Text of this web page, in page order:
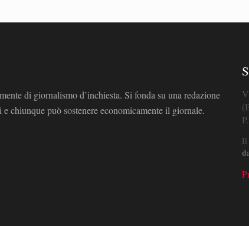
di giornalismo d’inchiesta. Si fonda su una redazione
chiunque può sostenere economicamente il giornale.
Il